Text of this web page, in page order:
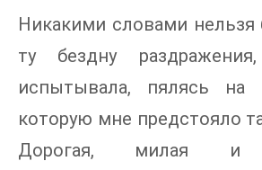
Никакими словами нельзя
ту бездну
испытывала, пялясь на
которую мне предстояло
Дорогая, милая и